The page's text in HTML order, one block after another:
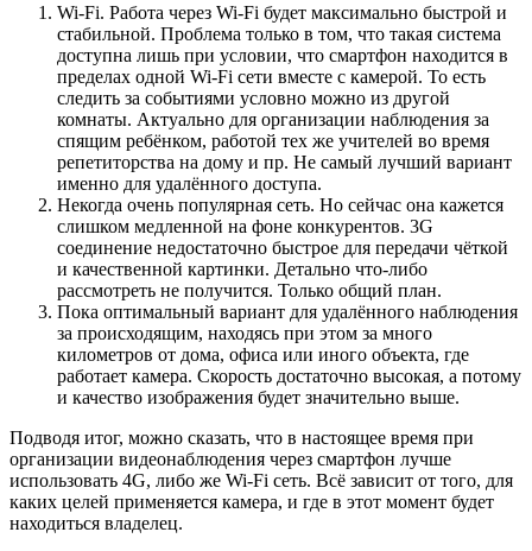
Wi-Fi. Работа через Wi-Fi будет максимально быстрой и
стабильной. Проблема только в том, что такая система
доступна лишь при условии, что смартфон находится в
пределах одной Wi-Fi сети вместе с камерой. То есть
следить за событиями условно можно из другой
комнаты. Актуально для организации наблюдения за
спящим ребёнком, работой тех же учителей во время
репетиторства на дому и пр. Не самый лучший вариант
именно для удалённого доступа.
Некогда очень популярная сеть. Но сейчас она кажется
слишком медленной на фоне конкурентов. 3G
соединение недостаточно быстрое для передачи чёткой
и качественной картинки. Детально что-либо
рассмотреть не получится. Только общий план.
Пока оптимальный вариант для удалённого наблюдения
за происходящим, находясь при этом за много
километров от дома, офиса или иного объекта, где
работает камера. Скорость достаточно высокая, а потому
и качество изображения будет значительно выше.
Подводя итог, можно сказать, что в настоящее время при
организации видеонаблюдения через смартфон лучше
использовать 4G, либо же Wi-Fi сеть. Всё зависит от того, для
каких целей применяется камера, и где в этот момент будет
находиться владелец.